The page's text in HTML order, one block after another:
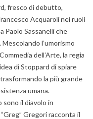
fresco di debutto,
Acquaroli nei ruoli
Paolo Sassanelli che
l’umorismo
dell’Arte, la regia
di Stoppard di spiare
la più grande
umana.
il diavolo in
Gregori racconta il